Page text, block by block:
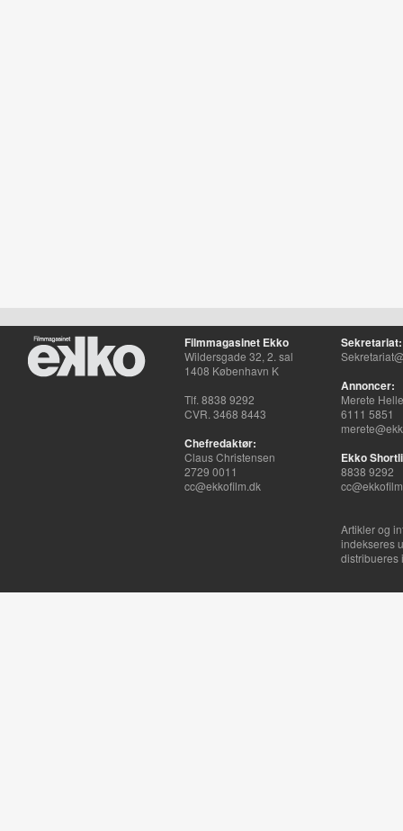
Filmmagasinet Ekko
Wildersgade 32, 2. sal
1408 København K
Tlf. 8838 9292
CVR. 3468 8443
Chefredaktør:
Claus Christensen
2729 0011
cc@ekkofilm.dk
Sekretariat:
Annoncer:
Merete
6111 5851
Ekko
8838 9292
Artikler og
indekseres
distribueres